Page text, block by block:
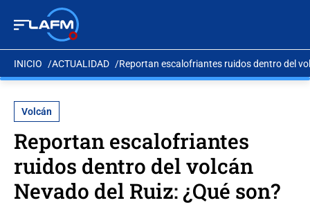
INICIO ACTUALIDAD Reportan escalofriantes ruidos dentro del
Volcán
Reportan escalofriantes
ruidos dentro del volcán
Nevado del Ruiz: ¿Qué son?